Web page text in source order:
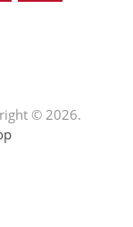
© 2026.